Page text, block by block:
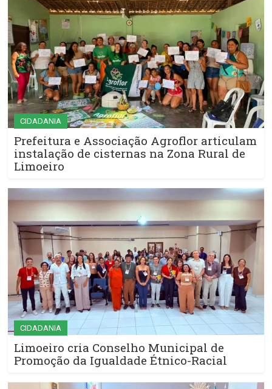
CIDADANIA
Prefeitura e Associação Agroflor articulam
instalação de cisternas na Zona Rural de
Limoeiro
CIDADANIA
Limoeiro cria Conselho Municipal de
Promoção da Igualdade Étnico-Racial